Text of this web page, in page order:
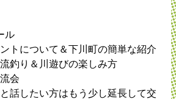
ル
トについて＆下川町の簡単な紹介
釣り＆川遊びの楽しみ方
会
話したい方はもう少し延長して交